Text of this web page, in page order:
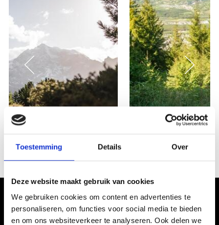
Toestemming Details Over
Deze website maakt gebruik van cookies
We gebruiken cookies om content en advertenties te
personaliseren, om functies voor social media te bieden
en om ons websiteverkeer te analyseren. Ook delen we
Wandelen in het Vinschgau –
Avontuur en plezier